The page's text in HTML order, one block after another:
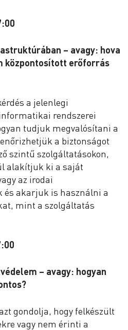
– avagy: hova
központosított erőforrás
a jelenlegi
rendszerei
tudjuk megvalósítani a
a biztonságot
szintű szolgáltatásokon,
alakítjuk ki a saját
az irodai
és akarjuk is használni a
mint a szolgáltatás
– avagy: hogyan
gondolja, hogy felkészült
vagy nem érinti a